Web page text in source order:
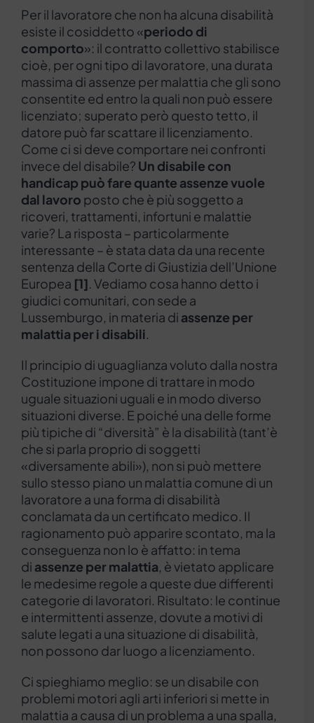
Per il lavoratore che non ha alcuna disabilità
esiste il cosiddetto «periodo di
comporto»: il contratto collettivo stabilisce
cioè, per ogni tipo di lavoratore, una durata
massima di assenze per malattia che gli sono
consentite ed entro la quali non può essere
licenziato; superato però questo tetto, il
datore può far scattare il licenziamento.
Come ci si deve comportare nei confronti
invece del disabile? Un disabile con
handicap può fare quante assenze vuole
dal lavoro posto che è più soggetto a
ricoveri, trattamenti, infortuni e malattie
varie? La risposta – particolarmente
interessante – è stata data da una recente
sentenza della Corte di Giustizia dell’Unione
Europea [1]. Vediamo cosa hanno detto i
giudici comunitari, con sede a
Lussemburgo, in materia di assenze per
malattia per i disabili.
Il principio di uguaglianza voluto dalla nostra
Costituzione impone di trattare in modo
uguale situazioni uguali e in modo diverso
situazioni diverse. E poiché una delle forme
più tipiche di “diversità” è la disabilità (tant’è
che si parla proprio di soggetti
«diversamente abili»), non si può mettere
sullo stesso piano un malattia comune di un
lavoratore a una forma di disabilità
conclamata da un certificato medico. Il
ragionamento può apparire scontato, ma la
conseguenza non lo è affatto: in tema
di assenze per malattia, è vietato applicare
le medesime regole a queste due differenti
categorie di lavoratori. Risultato: le continue
e intermittenti assenze, dovute a motivi di
salute legati a una situazione di disabilità,
non possono dar luogo a licenziamento.
Ci spieghiamo meglio: se un disabile con
problemi motori agli arti inferiori si mette in
malattia a causa di un problema a una spalla,